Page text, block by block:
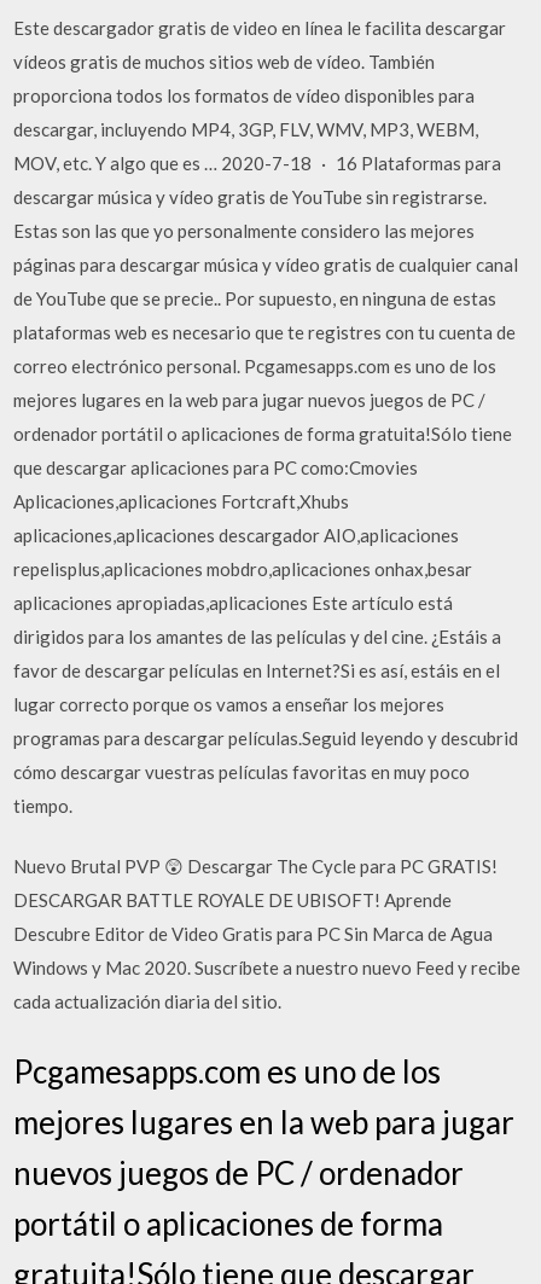
Este descargador gratis de video en línea le facilita descargar
vídeos gratis de muchos sitios web de vídeo. También
proporciona todos los formatos de vídeo disponibles para
descargar, incluyendo MP4, 3GP, FLV, WMV, MP3, WEBM,
MOV, etc. Y algo que es … 2020-7-18 · 16 Plataformas para
descargar música y vídeo gratis de YouTube sin registrarse.
Estas son las que yo personalmente considero las mejores
páginas para descargar música y vídeo gratis de cualquier canal
de YouTube que se precie.. Por supuesto, en ninguna de estas
plataformas web es necesario que te registres con tu cuenta de
correo electrónico personal. Pcgamesapps.com es uno de los
mejores lugares en la web para jugar nuevos juegos de PC /
ordenador portátil o aplicaciones de forma gratuita!Sólo tiene
que descargar aplicaciones para PC como:Cmovies
Aplicaciones,aplicaciones Fortcraft,Xhubs
aplicaciones,aplicaciones descargador AIO,aplicaciones
repelisplus,aplicaciones mobdro,aplicaciones onhax,besar
aplicaciones apropiadas,aplicaciones Este artículo está
dirigidos para los amantes de las películas y del cine. ¿Estáis a
favor de descargar películas en Internet?Si es así, estáis en el
lugar correcto porque os vamos a enseñar los mejores
programas para descargar películas.Seguid leyendo y descubrid
cómo descargar vuestras películas favoritas en muy poco
tiempo.
Nuevo Brutal PVP 😲 Descargar The Cycle para PC GRATIS!
DESCARGAR BATTLE ROYALE DE UBISOFT! Aprende
Descubre Editor de Video Gratis para PC Sin Marca de Agua
Windows y Mac 2020. Suscríbete a nuestro nuevo Feed y recibe
cada actualización diaria del sitio.
Pcgamesapps.com es uno de los
mejores lugares en la web para jugar
nuevos juegos de PC / ordenador
portátil o aplicaciones de forma
gratuita!Sólo tiene que descargar